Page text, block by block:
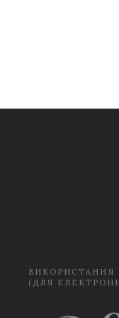
ВИКОРИСТАННЯ
(ДЛЯ